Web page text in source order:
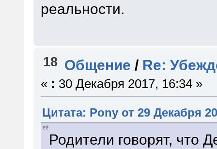
реальности.
18 Общение / Re:
« : 30 Декабря 2017, 16:34 »
Цитата: Pony от 29 Декабря
Родители говорят, что